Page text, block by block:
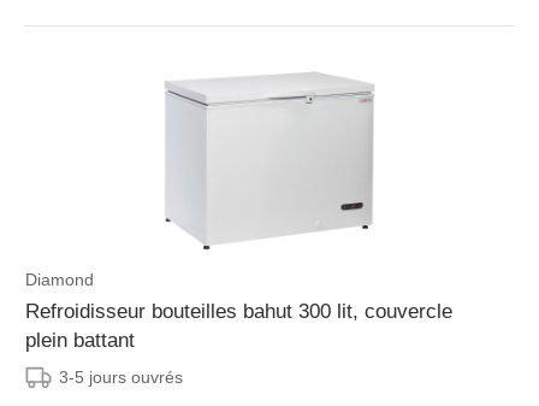
Diamond
Refroidisseur bouteilles bahut 300 lit, couvercle
plein battant
3-5 jours ouvrés